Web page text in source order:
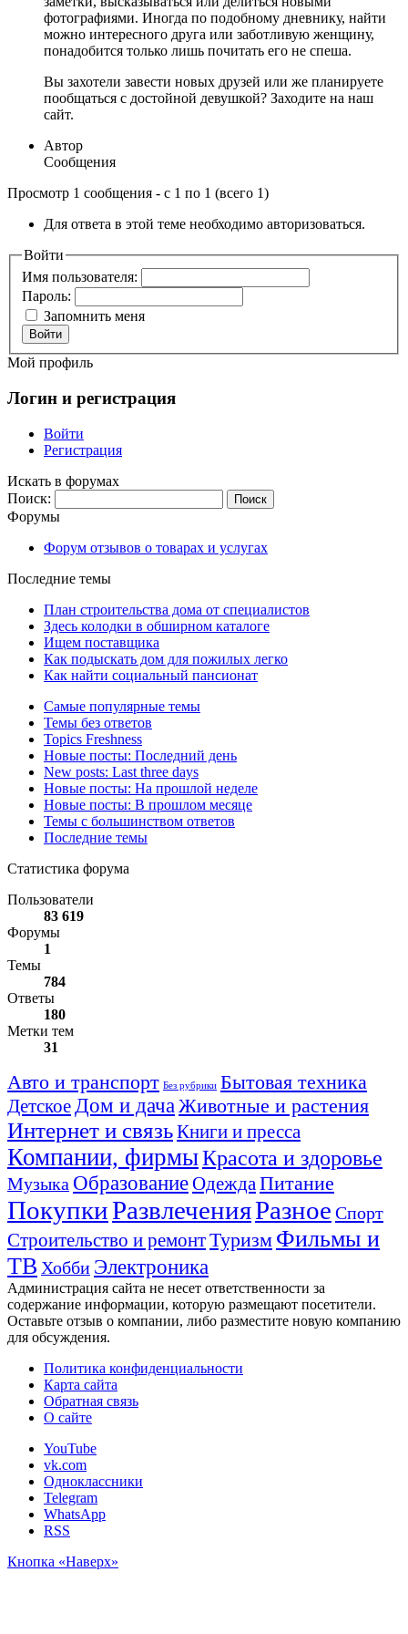
фотографиями. Иногда по подобному дневнику, найти
можно интересного друга или заботливую женщину,
понадобится только лишь почитать его не спеша.
Вы захотели завести новых друзей или же планируете
пообщаться с достойной девушкой? Заходите на наш
сайт.
Автор
Сообщения
Просмотр 1 сообщения - с 1 по 1 (всего 1)
Для ответа в этой теме необходимо авторизоваться.
Войти
Имя пользователя:
Пароль:
Запомнить меня
Войти
Мой профиль
Логин и регистрация
Войти
Регистрация
Искать в форумах
Поиск:
Форумы
Форум отзывов о товарах и услугах
Последние темы
План строительства дома от специалистов
Здесь колодки в обширном каталоге
Ищем поставщика
Как подыскать дом для пожилых легко
Как найти социальный пансионат
Самые популярные темы
Темы без ответов
Topics Freshness
Новые посты: Последний день
New posts: Last three days
Новые посты: На прошлой неделе
Новые посты: В прошлом месяце
Темы с большинством ответов
Последние темы
Статистика форума
Пользователи
83 619
Форумы
1
Темы
784
Ответы
180
Метки тем
31
Авто и транспорт Без рубрики Бытовая техника
Детское Дом и дача Животные и растения
Интернет и связьКниги и пресса
Компании, фирмыКрасота и здоровье
Музыка ОбразованиеОдеждаПитание
ПокупкиРазвлеченияРазное Спорт
Строительство и ремонтТуризм Фильмы и
ТВ Хобби Электроника
Администрация сайта не несет ответственности за
содержание информации, которую размещают посетители.
Оставьте отзыв о компании, либо разместите новую компанию
для обсуждения.
Политика конфиденциальности
Карта сайта
Обратная связь
О сайте
YouTube
vk.com
Одноклассники
Telegram
WhatsApp
RSS
Кнопка «Наверх»